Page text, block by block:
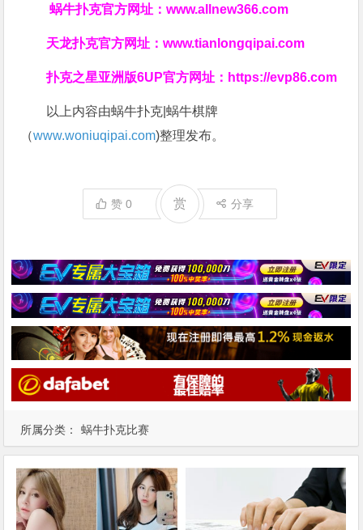
所属分类： 蜗牛扑克比赛
蜗牛扑克官方网址：www.allnew366.com
天龙扑克官方网址：www.tianlongqipai.com
扑克之星亚洲版6UP官方网址： https://evp86.com
以上内容由蜗牛扑克|蜗牛棋牌
（www.woniuqipai.com)整理发布。
赞0 赏 分享